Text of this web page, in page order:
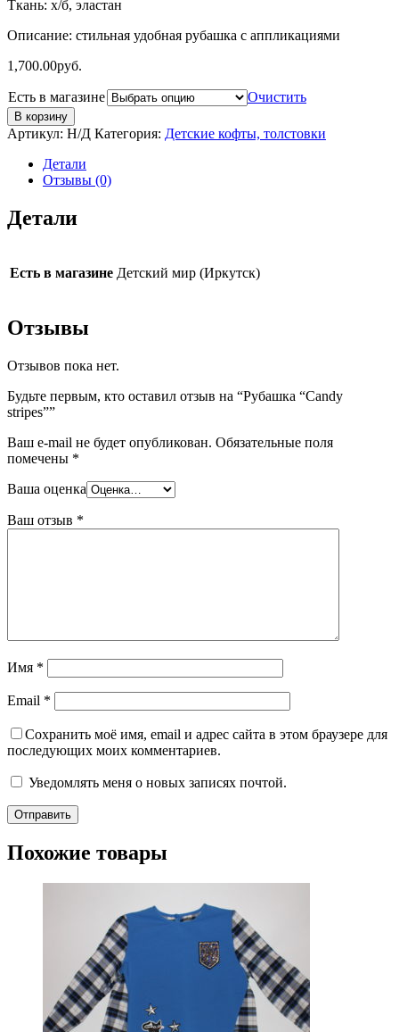
Ткань: х/б, эластан
Описание: стильная удобная рубашка с аппликациями
1,700.00руб.
Есть в магазине Очистить
В корзину
Артикул: Н/Д Категория: Детские кофты, толстовки
Детали
Отзывы (0)
Детали
Есть в магазине Детский мир (Иркутск)
Отзывы
Отзывов пока нет.
Будьте первым, кто оставил отзыв на “Рубашка “Candy
stripes””
Ваш e-mail не будет опубликован. Обязательные поля
помечены *
Ваша оценка
Ваш отзыв *
Имя *
Email *
Сохранить моё имя, email и адрес сайта в этом браузере для
последующих моих комментариев.
Уведомлять меня о новых записях почтой.
Похожие товары